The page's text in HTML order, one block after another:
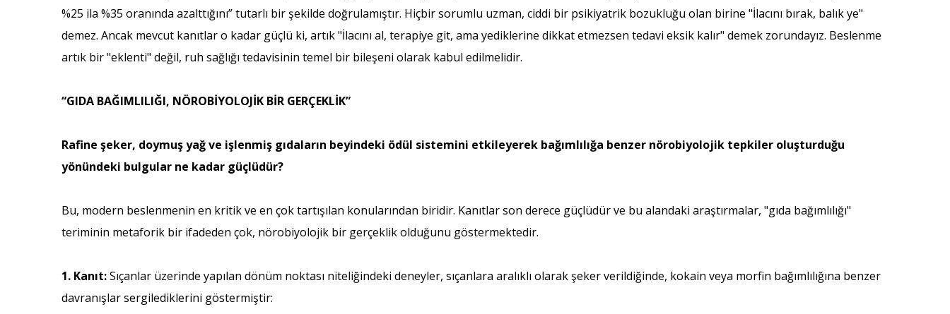
%25 ila %35 oranında azalttığını” tutarlı bir şekilde doğrulamıştır. Hiçbir sorumlu uzman, ciddi bir psikiyatrik bozukluğu olan birine "İlacını bırak, balık ye"
demez. Ancak mevcut kanıtlar o kadar güçlü ki, artık "İlacını al, terapiye git, ama yediklerine dikkat etmezsen tedavi eksik kalır" demek zorundayız. Beslenme
artık bir "eklenti" değil, ruh sağlığı tedavisinin temel bir bileşeni olarak kabul edilmelidir.
“GIDA BAĞIMLILIĞI, NÖROBİYOLOJİK BİR GERÇEKLİK”
Rafine şeker, doymuş yağ ve işlenmiş gıdaların beyindeki ödül sistemini etkileyerek bağımlılığa benzer nörobiyolojik tepkiler oluşturduğu
yönündeki bulgular ne kadar güçlüdür?
Bu, modern beslenmenin en kritik ve en çok tartışılan konularından biridir. Kanıtlar son derece güçlüdür ve bu alandaki araştırmalar, "gıda bağımlılığı"
teriminin metaforik bir ifadeden çok, nörobiyolojik bir gerçeklik olduğunu göstermektedir.
1. Kanıt:Sıçanlar üzerinde yapılan dönüm noktası niteliğindeki deneyler, sıçanlara aralıklı olarak şeker verildiğinde, kokain veya morfin bağımlılığına benzer
davranışlar sergilediklerini göstermiştir: